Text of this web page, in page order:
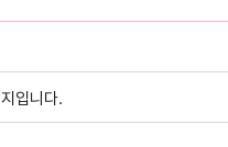
입니다.